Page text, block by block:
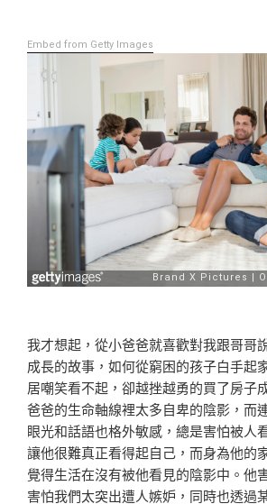
Embed from Getty Images
我才想起，從小爸爸就喜歡對我跟哥哥
成長的故事，如何從窮困的孩子白手起
居嘲笑看不起，卻越挫越勇的買了房子
爸爸的生命軸線裡太多自卑的陰影，而
眼光和話語也格外敏感，總是害怕被人
讓他很難真正看得起自己，而身為他的
覺得生活在沒有被他看見的陰影中。他
害怕我們太突出遭人嫉妒，同時也透過